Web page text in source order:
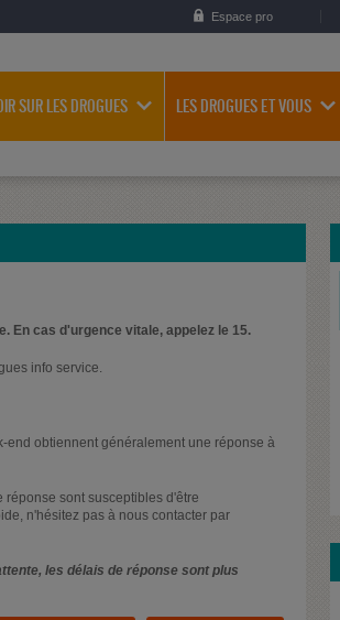
Espace pro
SUR LES DROGUES LES DROGUES ET VOUS
En cas d'urgence vitale, appelez le 15.
info service.
end obtiennent généralement une réponse à
sont susceptibles d'être
n'hésitez pas à nous contacter par
les délais de réponse sont plus